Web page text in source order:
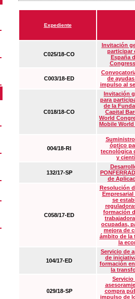
Expediente
C025/18-CO
Invitación
participar
España
C003/18-ED
de
impulso al
C018/18-CO
Invitación
para
de la
Capital
World
Mobile
004/18-RI
óptico
tecnológica
y
132/17-SP
de
C058/17-ED
Resolución
Empresarial
se
formación
ocupadas,
mejora de
ámbito de la
la
104/17-ED
Servicio de
de
formación
la
029/18-SP
Servicio
compra
impulso de